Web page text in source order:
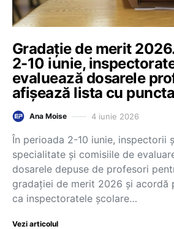
Gradație de merit
2-10 iunie,
evaluează dosarele
afișează lista cu
Ana Moise 4 iunie 2026
În perioada 2-10 iunie, inspectorii
specialitate și comisiile de
dosarele depuse de profesori
gradației de merit 2026 și acordă
ca inspectoratele școlare…
Vezi articolul